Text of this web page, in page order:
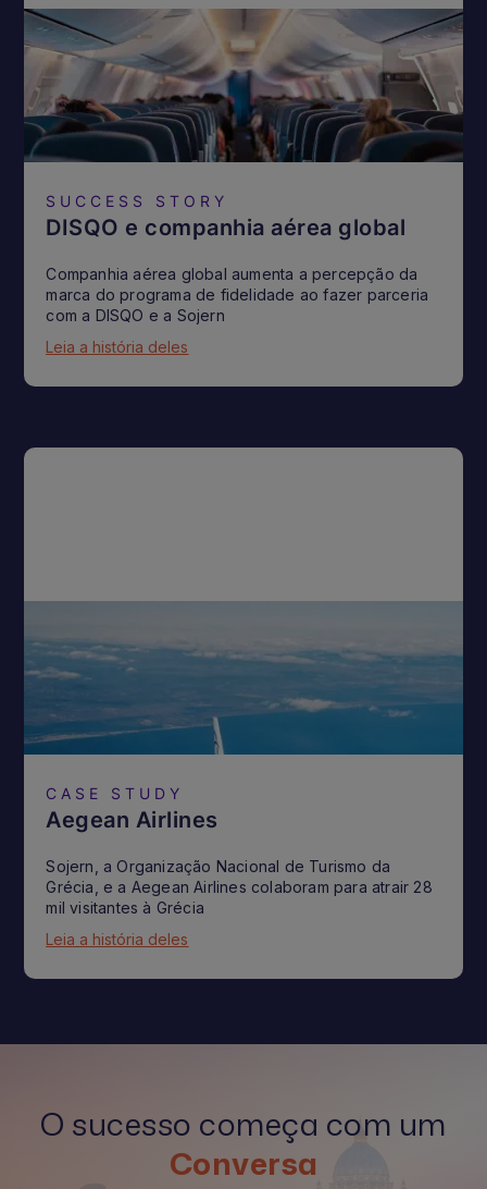
SUCCESS STORY
DISQO e companhia aérea global
Companhia aérea global aumenta a percepção da
marca do programa de fidelidade ao fazer parceria
com a DISQO e a Sojern
Leia a história deles
CASE STUDY
Aegean Airlines
Sojern, a Organização Nacional de Turismo da
Grécia, e a Aegean Airlines colaboram para atrair 28
mil visitantes à Grécia
Leia a história deles
O sucesso começa com um
Conversa